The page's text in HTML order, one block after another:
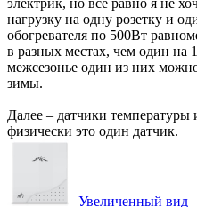
нагрузку на одну розетку и
обогревателя по 500Вт
в разных местах, чем один на
межсезонье один из них
зимы.
Далее – датчики
физически это один датчик.
Увеличенный вид